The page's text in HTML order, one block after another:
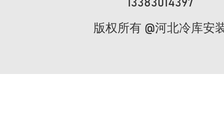
13383014397
版权所有 @河北冷库安